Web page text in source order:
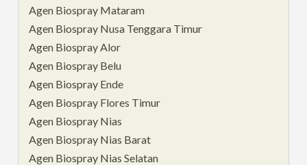
Agen Biospray Mataram
Agen Biospray Nusa Tenggara Timur
Agen Biospray Alor
Agen Biospray Belu
Agen Biospray Ende
Agen Biospray Flores Timur
Agen Biospray Nias
Agen Biospray Nias Barat
Agen Biospray Nias Selatan